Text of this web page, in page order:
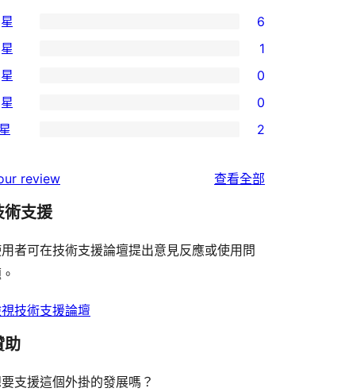
6
1
0
0
2
review 查看全部
術支援
者可在技術支援論壇提出意見反應或使用問
技術支援論壇
助
支援這個外掛的發展嗎？